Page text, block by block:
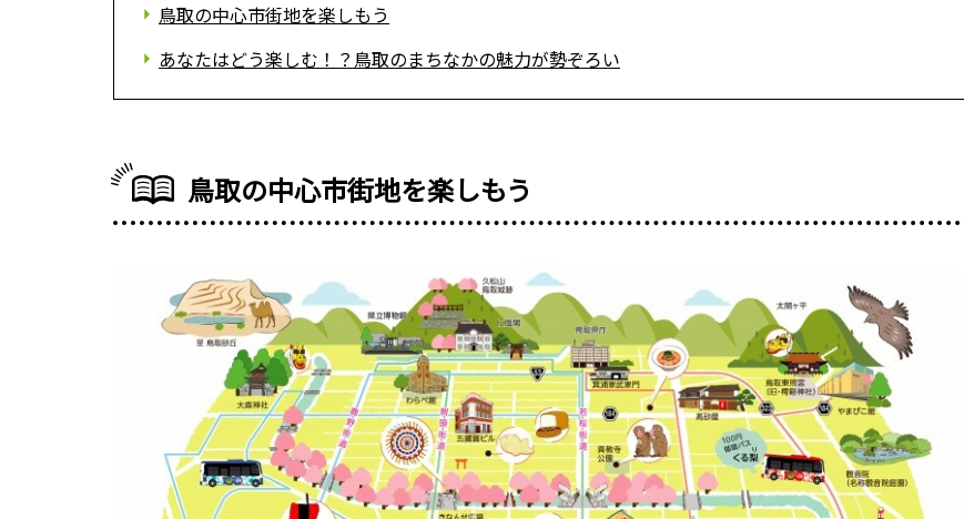
鳥取の中心市街地を楽しもう
あなたはどう楽しむ！？鳥取のまちなかの魅力が勢ぞろい
鳥取の中心市街地を楽しもう